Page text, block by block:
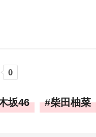
坂46 柴田柚菜